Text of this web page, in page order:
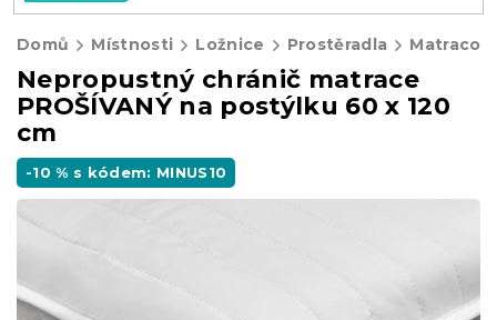
Domů Místnosti Ložnice Prostěradla
Nepropustný chránič matrace
PROŠÍVANÝ na postýlku 60 x 120
cm
-10 % s kódem: MINUS10